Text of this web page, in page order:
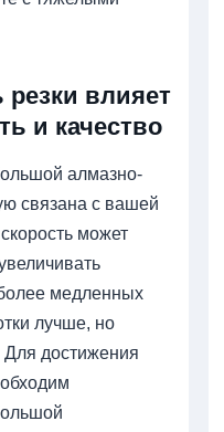
резки влияет
и качество
алмазно-
связана с вашей
может
медленных
лучше, но
Для достижения